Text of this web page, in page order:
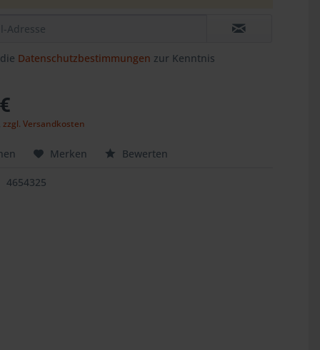
Datenschutzbestimmungen zur Kenntnis
zzgl. Versandkosten
Merken Bewerten
4654325